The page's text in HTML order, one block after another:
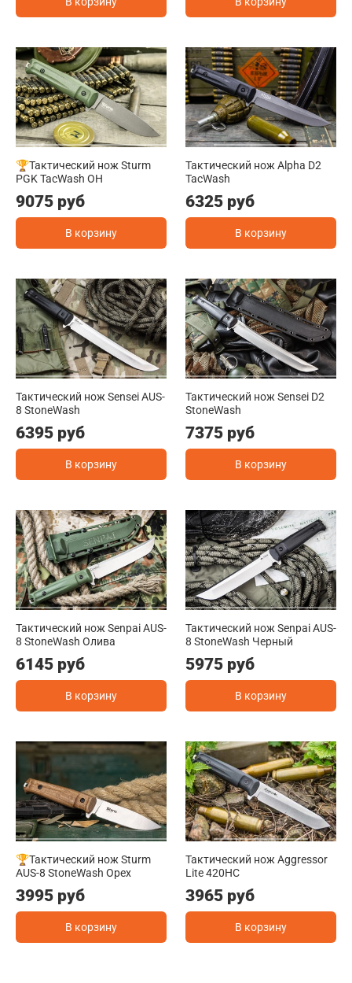
🏆Тактический нож Sturm
PGK TacWash OH
9075 руб
В корзину
Тактический нож Alpha D2
TacWash
6325 руб
В корзину
Тактический нож Sensei AUS-
8 StoneWash
6395 руб
В корзину
Тактический нож Sensei D2
StoneWash
7375 руб
В корзину
Тактический нож Senpai AUS-
8 StoneWash Олива
6145 руб
В корзину
Тактический нож Senpai AUS-
8 StoneWash Черный
5975 руб
В корзину
🏆Тактический нож Sturm
AUS-8 StoneWash Орех
3995 руб
В корзину
Тактический нож Aggressor
Lite 420HC
3965 руб
В корзину